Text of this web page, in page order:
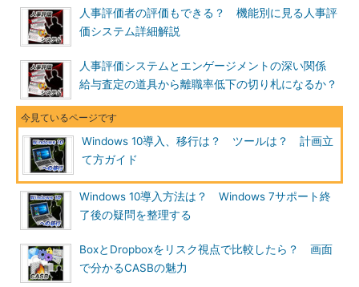
人事評価者の評価もできる？ 機能別に見る人事評
価システム詳細解説
人事評価システムとエンゲージメントの深い関係
給与査定の道具から離職率低下の切り札になるか？
Windows 10導入、移行は？ ツールは？ 計画立
て方ガイド
Windows 10導入方法は？ Windows 7サポート終
了後の疑問を整理する
BoxとDropboxをリスク視点で比較したら？ 画面
で分かるCASBの魅力